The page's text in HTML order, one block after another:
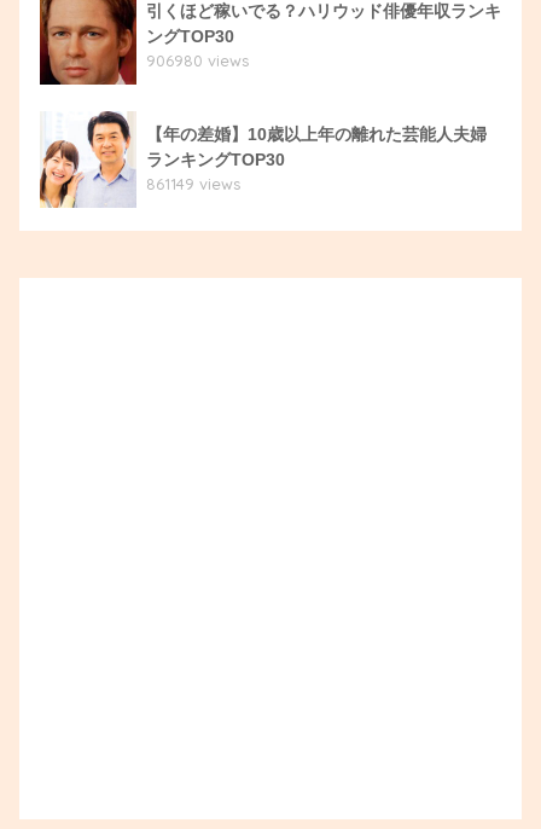
引くほど稼いでる？ハリウッド俳優年収ランキ
ングTOP30
906980 views
【年の差婚】10歳以上年の離れた芸能人夫婦
ランキングTOP30
861149 views